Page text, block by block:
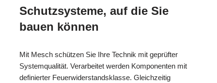
Schutzsysteme, auf die Sie
bauen können
Mit Mesch schützen Sie Ihre Technik mit geprüfter
Systemqualität. Verarbeitet werden Komponenten mit
definierter Feuerwiderstandsklasse. Gleichzeitig